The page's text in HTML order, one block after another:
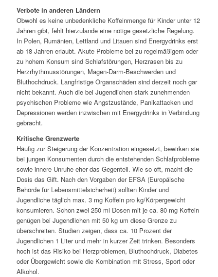
Verbote in anderen Ländern
Obwohl es keine unbedenkliche Koffeinmenge für Kinder unter 12
Jahren gibt, fehlt hierzulande eine nötige gesetzliche Regelung.
In Polen, Rumänien, Lettland und Litauen sind Energydrinks erst
ab 18 Jahren erlaubt. Akute Probleme bei zu regelmäßigem oder
zu hohem Konsum sind Schlafstörungen, Herzrasen bis zu
Herzrhythmusstörungen, Magen-Darm-Beschwerden und
Bluthochdruck. Langfristige Organschäden sind derzeit noch gar
nicht bekannt. Auch die bei Jugendlichen stark zunehmenden
psychischen Probleme wie Angstzustände, Panikattacken und
Depressionen werden inzwischen mit Energydrinks in Verbindung
gebracht.
Kritische Grenzwerte
Häufig zur Steigerung der Konzentration eingesetzt, bewirken sie
bei jungen Konsumenten durch die entstehenden Schlafprobleme
sowie innere Unruhe eher das Gegenteil. Wie so oft, macht die
Dosis das Gift. Nach den Vorgaben der EFSA (Europäische
Behörde für Lebensmittelsicherheit) sollten Kinder und
Jugendliche täglich max. 3 mg Koffein pro kg/Körpergewicht
konsumieren. Schon zwei 250 ml Dosen mit je ca. 80 mg Koffein
genügen bei Jugendlichen mit 50 kg um diese Grenze zu
überschreiten. Studien zeigen, dass ca. 10 Prozent der
Jugendlichen 1 Liter und mehr in kurzer Zeit trinken. Besonders
hoch ist das Risiko bei Herzproblemen, Bluthochdruck, Diabetes
oder Übergewicht sowie die Kombination mit Stress, Sport oder
Alkohol.